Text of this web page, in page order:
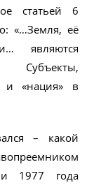
статьей 6
«…Земля, её
являются
Субъекты,
и «нация» в
– какой
1977 года